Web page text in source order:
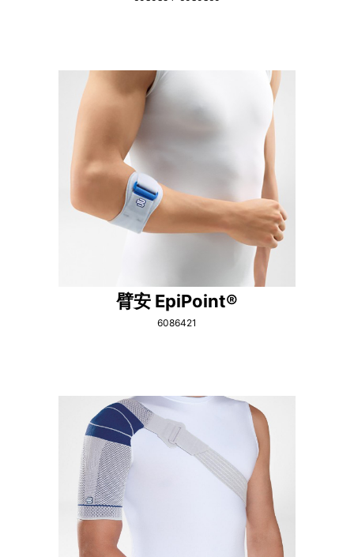
臂安 EpiPoint®
6086421